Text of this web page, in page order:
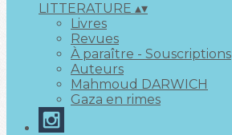
LITTERATURE ▴▾
Livres
Revues
À paraître - Souscriptions
Auteurs
Mahmoud DARWICH
Gaza en rimes